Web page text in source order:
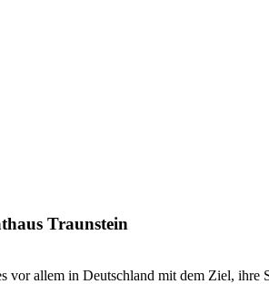
Traunstein
vor allem in Deutschland mit dem Ziel, ihre